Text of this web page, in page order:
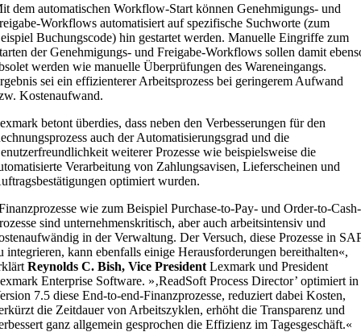
dem automatischen Workflow-Start können Genehmigungs- und
Workflows automatisiert auf spezifische Suchworte (zum
Buchungscode) hin gestartet werden. Manuelle Eingriffe zum
der Genehmigungs- und Freigabe-Workflows sollen damit
werden wie manuelle Überprüfungen des Wareneingangs.
sei ein effizienterer Arbeitsprozess bei geringerem Aufwand
Kostenaufwand.
betont überdies, dass neben den Verbesserungen für den
auch der Automatisierungsgrad und die
weiterer Prozesse wie beispielsweise die
Verarbeitung von Zahlungsavisen, Lieferscheinen und
optimiert wurden.
wie zum Beispiel Purchase-to-Pay- und Order-to-Cash-
sind unternehmenskritisch, aber auch arbeitsintensiv und
in der Verwaltung. Der Versuch, diese Prozesse in
integrieren, kann ebenfalls einige Herausforderungen bereithalten«,
Reynolds C. Bish, Vice President Lexmark und President
Enterprise Software. »‚ReadSoft Process Director’ optimiert in
7.5 diese End-to-end-Finanzprozesse, reduziert dabei Kosten,
die Zeitdauer von Arbeitszyklen, erhöht die Transparenz und
ganz allgemein gesprochen die Effizienz im Tagesgeschäft.«